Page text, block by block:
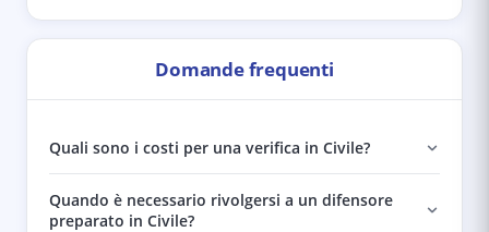
Domande frequenti
Quali sono i costi per una verifica in Civile?
Quando è necessario rivolgersi a un difensore
preparato in Civile?